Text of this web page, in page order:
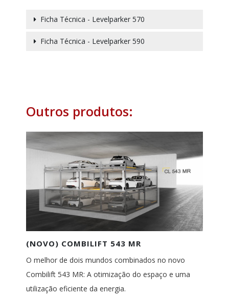
Ficha Técnica - Levelparker 570
Ficha Técnica - Levelparker 590
Outros produtos:
(NOVO) COMBILIFT 543 MR
O melhor de dois mundos combinados no novo
Combilift 543 MR: A otimização do espaço e uma
utilização eficiente da energia.